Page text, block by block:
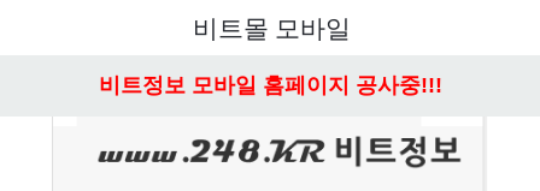
비트몰 모바일
비트정보 모바일 홈페이지 공사중!!!